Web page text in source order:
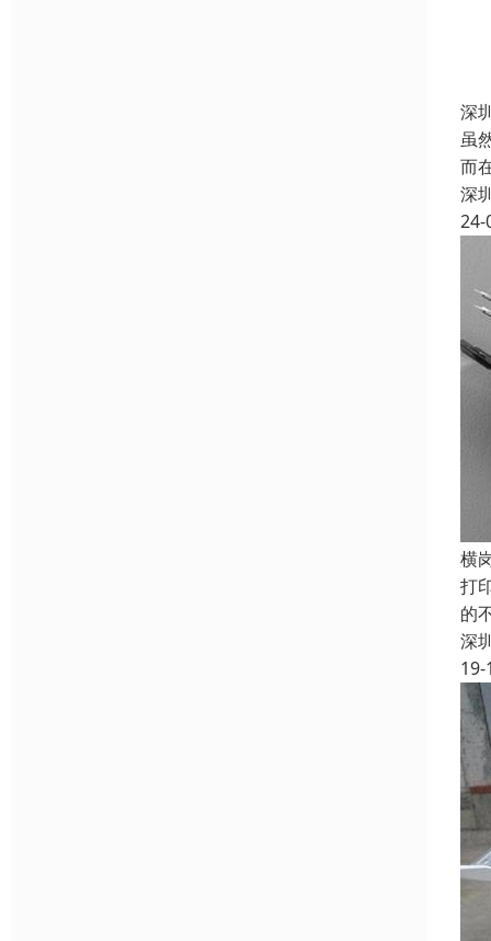
深
虽
而
深
24-
横
打
的
深
19-